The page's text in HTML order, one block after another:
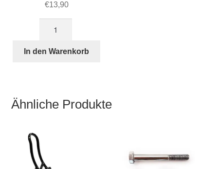
€13,90
Menge
In den Warenkorb
Ähnliche Produkte